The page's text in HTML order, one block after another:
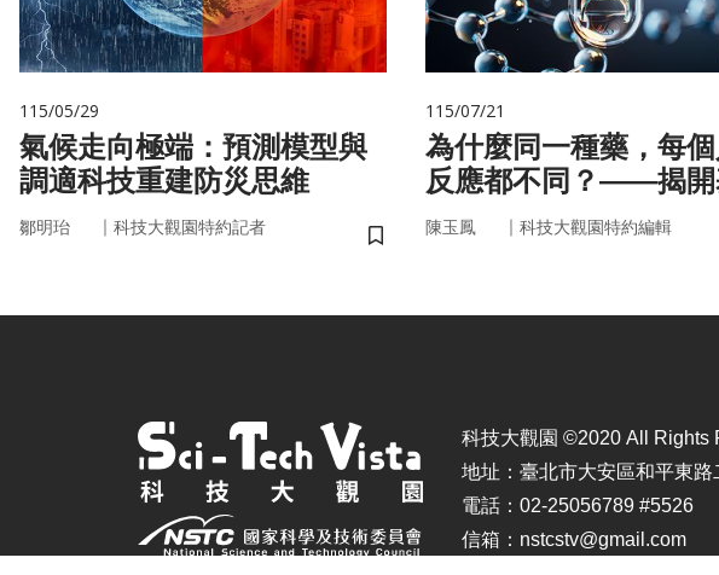
115/05/29
氣候走向極端：預測模型與
調適科技重建防災思維
鄒明珆 ｜ 科技大觀園特約記者
儲存書籤
115/07/21
為什麼同一種藥，每
反應都不同？——揭開
的用藥密碼
陳玉鳳 ｜ 科技大觀園特約編輯
科技大觀園 ©2020 All Rights
地址：臺北市大安區和平東
電話：02-25056789 #5526
信箱：nstcstv@gmail.com